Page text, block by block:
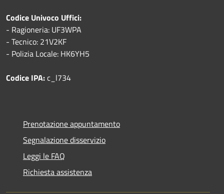
Codice Univoco Uffici:
- Ragioneria: UF3WPA
- Tecnico: 21V2KF
- Polizia Locale: HK6YH5
Codice IPA:c_l734
Prenotazione appuntamento
Segnalazione disservizio
Leggi le FAQ
Richiesta assistenza